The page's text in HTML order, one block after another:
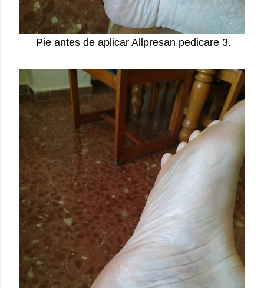
Pie antes de aplicar Allpresan pedicare 3.